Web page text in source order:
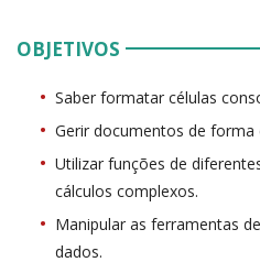
OBJETIVOS
Saber formatar células
Gerir documentos de forma
Utilizar funções de
cálculos complexos.
Manipular as ferramentas
dados.